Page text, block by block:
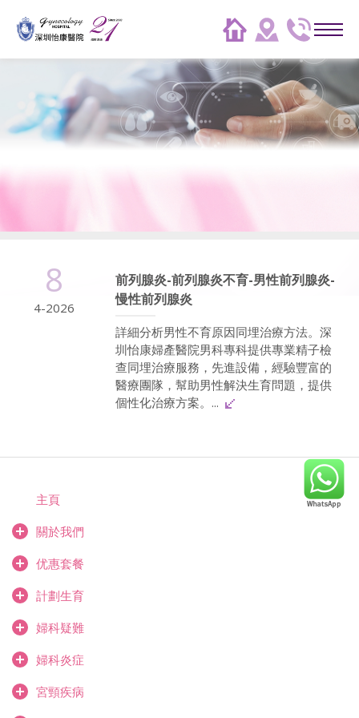
8
4-2026
前列腺炎-前列腺炎不育-男性前列腺炎-
慢性前列腺炎
詳細分析男性不育原因同埋治療方法。深
圳怡康婦產醫院男科專科提供專業精子檢
查同埋治療服務，先進設備，經驗豐富的
醫療團隊，幫助男性解決生育問題，提供
個性化治療方案。...
主頁
關於我們
优惠套餐
計劃生育
婦科疑難
婦科炎症
宮頸疾病